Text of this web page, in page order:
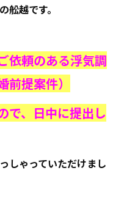
舩越です。
依頼のある浮気調
提案件）
で、日中に提出し
しゃっていただけまし